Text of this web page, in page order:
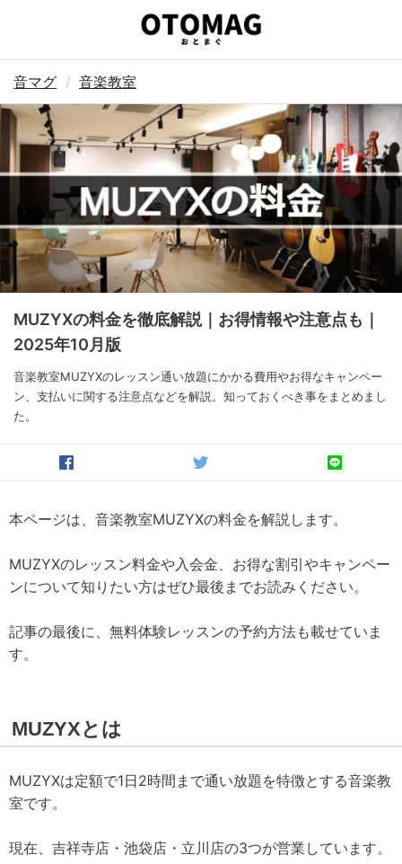
音マグ 音楽教室
MUZYXの料金を徹底解説｜お得情報や注意点も｜
2025年10月版
音楽教室MUZYXのレッスン通い放題にかかる費用やお得なキャンペー
ン、支払いに関する注意点などを解説。知っておくべき事をまとめまし
た。
本ページは、音楽教室MUZYXの料金を解説します。
MUZYXのレッスン料金や入会金、お得な割引やキャンペー
ンについて知りたい方はぜひ最後までお読みください。
記事の最後に、無料体験レッスンの予約方法も載せていま
す。
MUZYXとは
MUZYXは定額で1日2時間まで通い放題を特徴とする音楽教
室です。
現在、吉祥寺店・池袋店・立川店の3つが営業しています。